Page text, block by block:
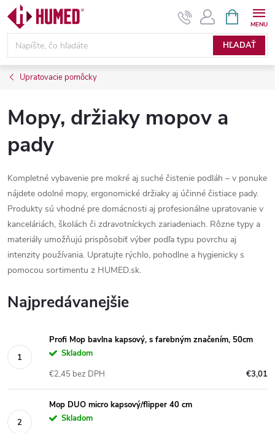
Prejsť
obsah
HĽADAŤ
KOŠÍK
Upratovacie pomôcky
Mopy, držiaky mopov a
pady
Kompletné vybavenie pre mokré aj suché čistenie podláh – v ponuke
nájdete odolné mopy, ergonomické držiaky aj účinné čistiace pady.
Produkty sú vhodné pre domácnosti aj profesionálne upratovanie v
kanceláriách, školách či zdravotníckych zariadeniach. Rôzne typy a
materiály umožňujú prispôsobiť výber podľa typu povrchu aj
intenzity používania. Upratujte rýchlo, pohodlne a hygienicky s
pomocou sortimentu z HUMED.sk.
Najpredávanejšie
Profi Mop bavlna kapsový, s farebným značením, 50cm
Skladom
€3,01
€2,45 bez DPH
Mop DUO micro kapsový/flipper 40 cm
Skladom